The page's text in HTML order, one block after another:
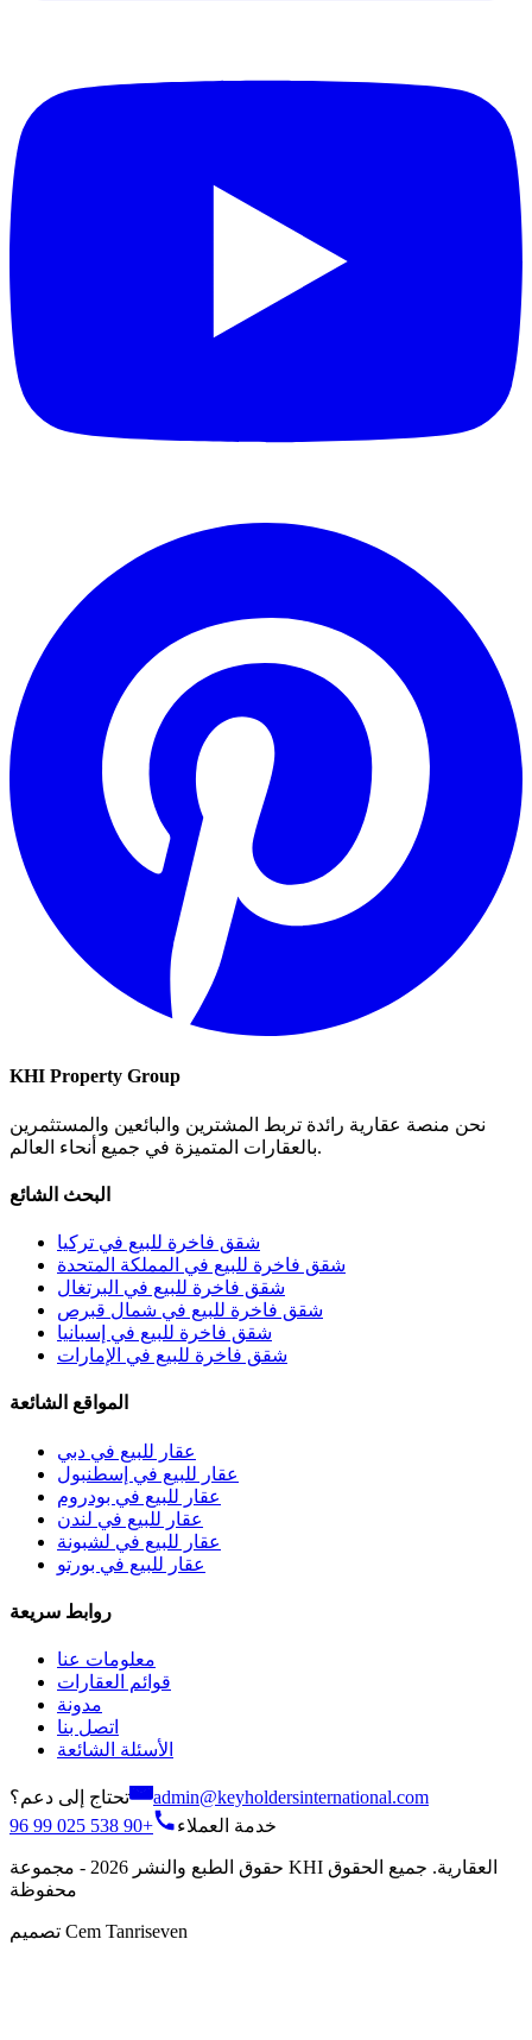
KHI Property Group
نحن منصة عقارية رائدة تربط المشترين والبائعين والمستثمرين
بالعقارات المتميزة في جميع أنحاء العالم.
البحث الشائع
شقق فاخرة للبيع في تركيا
شقق فاخرة للبيع في المملكة المتحدة
شقق فاخرة للبيع في البرتغال
شقق فاخرة للبيع في شمال قبرص
شقق فاخرة للبيع في إسبانيا
شقق فاخرة للبيع في الإمارات
المواقع الشائعة
عقار للبيع في دبي
عقار للبيع في إسطنبول
عقار للبيع في بودروم
عقار للبيع في لندن
عقار للبيع في لشبونة
عقار للبيع في بورتو
روابط سريعة
معلومات عنا
قوائم العقارات
مدونة
اتصل بنا
الأسئلة الشائعة
تحتاج إلى دعم؟
admin@keyholdersinternational.com
خدمة العملاء
+90 538 025 99 96
حقوق الطبع والنشر 2026 - مجموعة KHI العقارية. جميع الحقوق
محفوظة
تصميم Cem Tanriseven